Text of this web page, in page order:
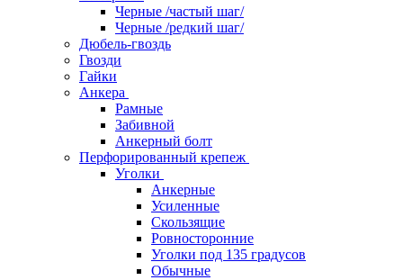
Черные /частый шаг/
Черные /редкий шаг/
Дюбель-гвоздь
Гвозди
Гайки
Анкера
Рамные
Забивной
Анкерный болт
Перфорированный крепеж
Уголки
Анкерные
Усиленные
Скользящие
Ровносторонние
Уголки под 135 градусов
Обычные